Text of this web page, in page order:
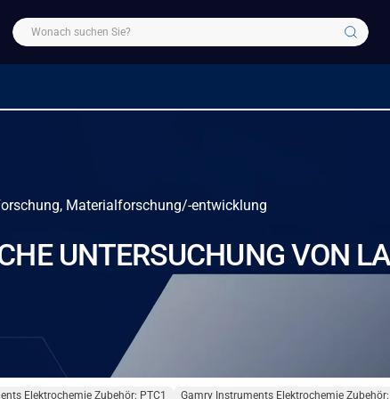
Materialforschung/-entwicklung
UNTERSUCHUNG VON
Elektrochemie Zubehör: PTC1
Gamry Instruments Elektrochemie Zubehör: